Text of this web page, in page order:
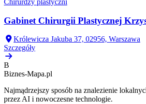
Chirurdzy plastyczni
Gabinet Chirurgii Plastycznej
Królewicza Jakuba 37, 02956, Warszawa
Szczegóły
B
Biznes-Mapa.pl
Najmądrzejszy sposób na znalezienie
przez AI i nowoczesne technologie.